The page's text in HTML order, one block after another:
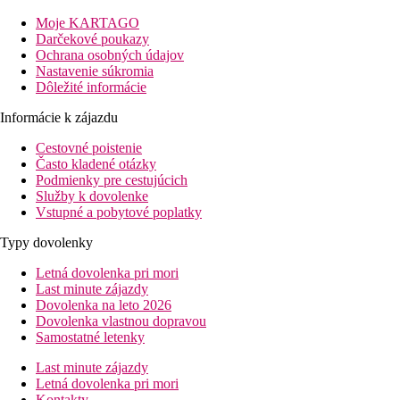
Vzdialenosť
pláž: 400 m
letisko: 95 km
centrum: 1,5 km
nákupné možnosti: 300 m
Popis izby
individuálne ovládateľná klimatizácia (hlavná sezóna)
telefón
TV/sat.
minichladnička
kúpeľňa/WC
vstupná hala s recepciou
hlavná reštaurácia
lobby bar
bar pri bazéne
maurská kaviareň
zmenáreň
bazén (lehátka a slnečníky zadarmo)
Moje KARTAGO
Darčekové poukazy
Ochrana osobných údajov
Nastavenie súkromia
Dôležité informácie
Informácie k zájazdu
Cestovné poistenie
Často kladené otázky
Podmienky pre cestujúcich
Služby k dovolenke
Vstupné a pobytové poplatky
Typy dovolenky
Letná dovolenka pri mori
Last minute zájazdy
Dovolenka na leto 2026
Dovolenka vlastnou dopravou
Samostatné letenky
Last minute zájazdy
Letná dovolenka pri mori